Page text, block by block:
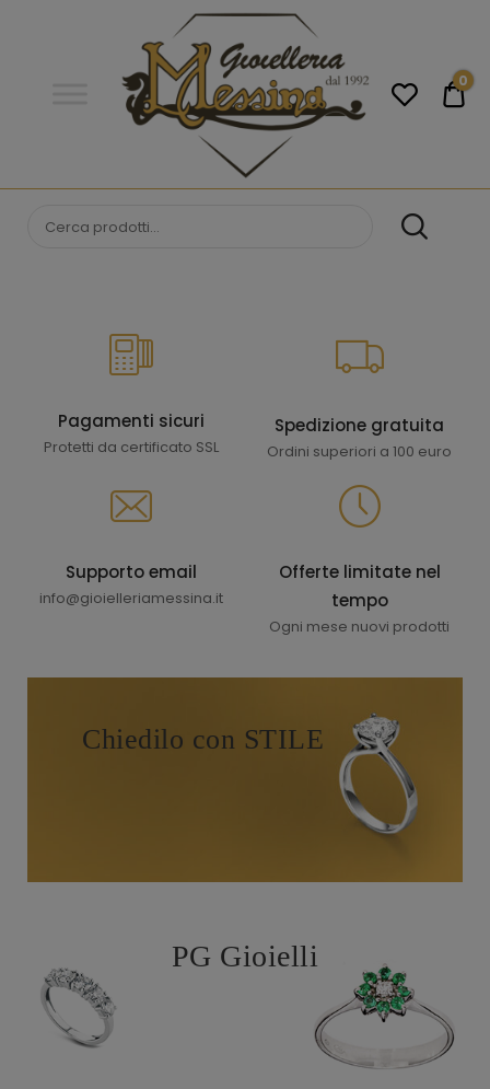
donna. Acquista online i migliori
0
Pagamenti sicuri
Protetti da certificato SSL
Spedizione gratuita
Ordini superiori a 100 euro
Supporto email
info@gioielleriamessina.it
Offerte limitate nel
tempo
Ogni mese nuovi prodotti
Chiedilo con STILE
PG Gioielli